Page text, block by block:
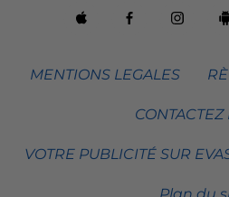
MENTIONS LEGALES
CONTACTEZ
VOTRE PUBLICITÉ SUR